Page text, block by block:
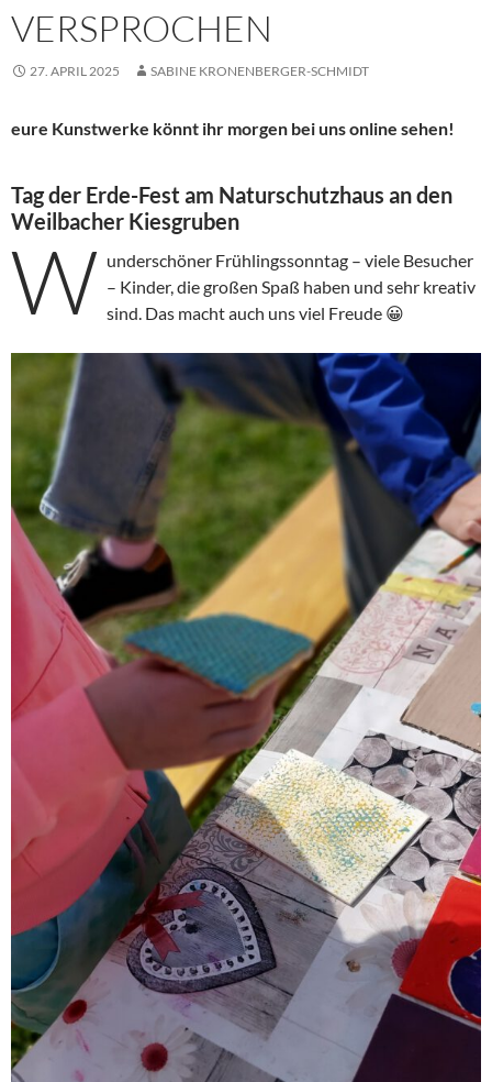
VERSPROCHEN
27. APRIL 2025 SABINE KRONENBERGER-SCHMIDT
eure Kunstwerke könnt ihr morgen bei unsonline sehen!
Tag der Erde-Fest am Naturschutzhaus an den
Weilbacher Kiesgruben
W underschöner Frühlingssonntag – viele Besucher
– Kinder, die großen Spaß haben und sehr kreativ
sind. Das macht auch uns viel Freude 😀